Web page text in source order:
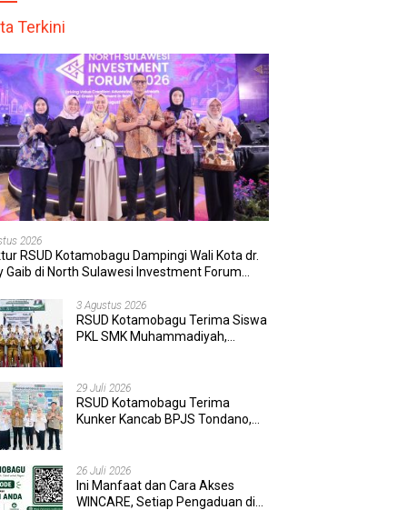
Terkini
2026
RSUD Kotamobagu Dampingi Wali Kota dr.
Gaib di North Sulawesi Investment Forum
3 Agustus 2026
RSUD Kotamobagu Terima Siswa
PKL SMK Muhammadiyah,
29 Juli 2026
RSUD Kotamobagu Terima
Kunker Kancab BPJS Tondano,
26 Juli 2026
Ini Manfaat dan Cara Akses
WINCARE, Setiap Pengaduan di